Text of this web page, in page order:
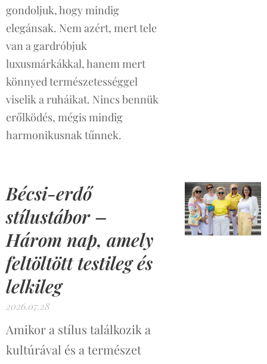
gondoljuk, hogy mindig
elegánsak. Nem azért, mert tele
van a gardróbjuk
luxusmárkákkal, hanem mert
könnyed természetességgel
viselik a ruháikat. Nincs bennük
erőlködés, mégis mindig
harmonikusnak tűnnek.
Bécsi-erdő
stílustábor –
Három nap, amely
feltöltött testileg és
lelkileg
2026.07.28
Amikor a stílus találkozik a
kultúrával és a természet